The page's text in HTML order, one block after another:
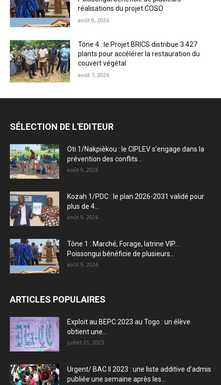
réalisations du projet COSO
août 9, 2026
Tône 4 : le Projet BRICS distribue 3 427
plants pour accélérer la restauration du
couvert végétal
août 7, 2026
SÉLECTION DE L'EDITEUR
Oti 1/Nakpièkou : le CIPLEV s’engage dans la
prévention des conflits...
août 9, 2026
Kozah 1/PDC : le plan 2026-2031 validé pour
plus de 4...
août 9, 2026
Tône 1 : Marché, Forage, latrine VIP…
Poissongui bénéficie de plusieurs...
août 9, 2026
ARTICLES POPULAIRES
Exploit au BEPC 2023 au Togo : un élève
obtient une...
juillet 21, 2023
Urgent/ BAC II 2023 : une liste additive d’admis
publiée une semaine après les...